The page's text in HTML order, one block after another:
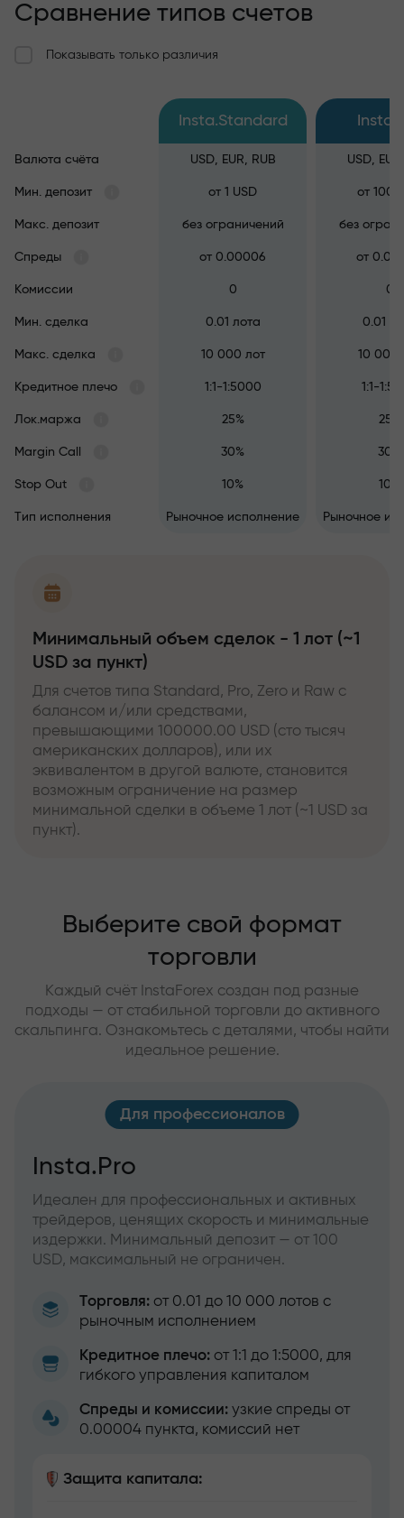
Сравнение типов счетов
Показывать только различия
Валюта счёта
Мин. депозит
Макс. депозит
Спреды
Комиссии
Мин. сделка
Макс. сделка
Кредитное плечо
Лок.маржа
Margin Call
Stop Out
Тип исполнения
Insta.Standard
USD, EUR, RUB
от 1 USD
без ограничений
от 0.00006
0
0.01 лота
10 000 лот
1:1-1:5000
25%
30%
10%
Рыночное исполнение
USD,
от 100
без
от
0
0.01
10 000
1:1-
25%
30%
10%
Рыночное
Минимальный объем сделок - 1 лот (~1
USD за пункт)
Для счетов типа Standard, Pro, Zero и Raw с
балансом и/или средствами,
превышающими 100000.00 USD (сто тысяч
американских долларов), или их
эквивалентом в другой валюте, становится
возможным ограничение на размер
минимальной сделки в объеме 1 лот (~1 USD за
пункт).
Выберите свой формат
торговли
Каждый счёт InstaForex создан под разные
подходы — от стабильной торговли до активного
скальпинга. Ознакомьтесь с деталями, чтобы найти
идеальное решение.
Для профессионалов
Insta.Pro
Идеален для профессиональных и активных
трейдеров, ценящих скорость и минимальные
издержки. Минимальный депозит — от 100
USD, максимальный не ограничен.
Торговля: от 0.01 до 10 000 лотов с
рыночным исполнением
Кредитное плечо: от 1:1 до 1:5000, для
гибкого управления капиталом
Спреды и комиссии: узкие спреды от
0.00004 пункта, комиссий нет
Защита капитала: